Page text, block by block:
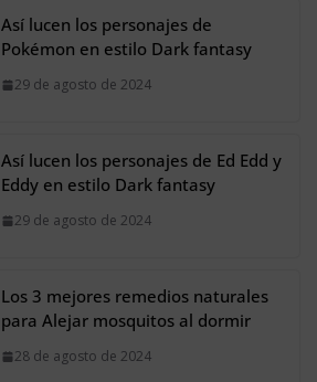
Así lucen los personajes de
Pokémon en estilo Dark fantasy
29 de agosto de 2024
Así lucen los personajes de Ed Edd y
Eddy en estilo Dark fantasy
29 de agosto de 2024
Los 3 mejores remedios naturales
para Alejar mosquitos al dormir
28 de agosto de 2024